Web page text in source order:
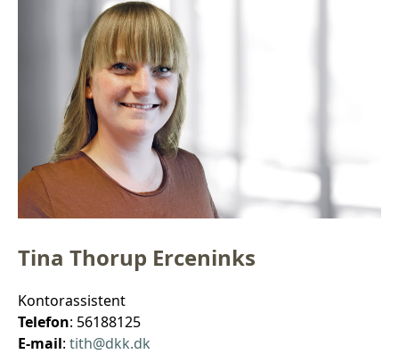
Tina Thorup Erceninks
Kontorassistent
Telefon: 56188125
E-mail: tith@dkk.dk